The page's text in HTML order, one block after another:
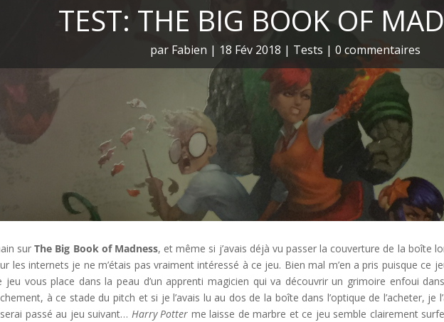
TEST: THE BIG BOOK OF
par Fabien | 18 Fév 2018 | Tests | 0 commentaires
surThe Big Book of Madness, et même si j’avais déjà vu passer la couverture de la boîte
les internets je ne m’étais pas vraiment intéressé à ce jeu. Bien mal m’en a pris puisque ce
jeu vous place dans la peau d’un apprenti magicien qui va découvrir un grimoire enfoui
à ce stade du pitch et si je l’avais lu au dos de la boîte dans l’optique de l’acheter, je
passé au jeu suivant… Harry Potter me laisse de marbre et ce jeu semble clairement